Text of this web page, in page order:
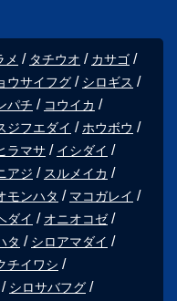
メ タチウオ
カサゴ
ウサイフグ
シロギス
パチ
コウイカ
ジフエダイ
ホウボウ
ラマサ
イシダイ
アジ
スルメイカ
モンハタ
マコガレイ
ダイ
オニオコゼ
タ
シロアマダイ
チイワシ
シロサバフグ